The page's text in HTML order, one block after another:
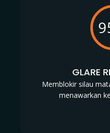
GLARE
Memblokir silau
menawarkan